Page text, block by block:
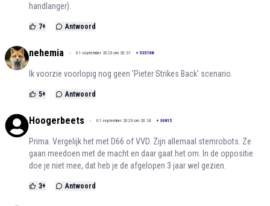
handlanger).
7+ Antwoord
nehemia 01 september 2023 om 20:31 + 535768
Ik voorzie voorlopig nog geen 'Pieter Strikes Back' scenario.
5+ Antwoord
Hoogerbeets 01 september 2023 om 20:24 + 30815
Prima. Vergelijk het met D66 of VVD. Zijn allemaal stemrobots. Ze
gaan meedoen met de macht en daar gaat het om. In de oppositie
doe je niet mee, dat heb je de afgelopen 3 jaar wel gezien.
3+ Antwoord